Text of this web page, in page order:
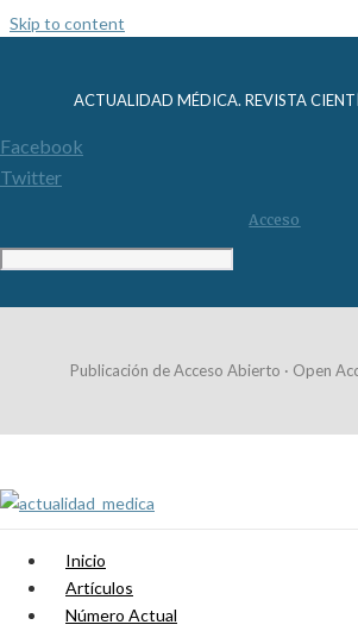
Skip to content
ACTUALIDAD MÉDICA. REVISTA
Facebook
Twitter
Acceso
Publicación de Acceso Abierto · Open
Inicio
Artículos
Número Actual